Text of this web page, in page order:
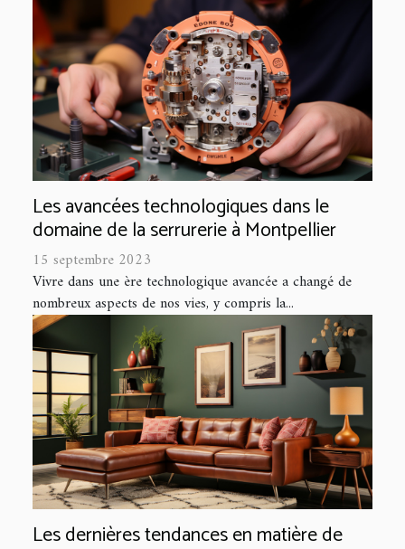
Les avancées technologiques dans le
domaine de la serrurerie à Montpellier
15 septembre 2023
Vivre dans une ère technologique avancée a changé de
nombreux aspects de nos vies, y compris la...
Les dernières tendances en matière de